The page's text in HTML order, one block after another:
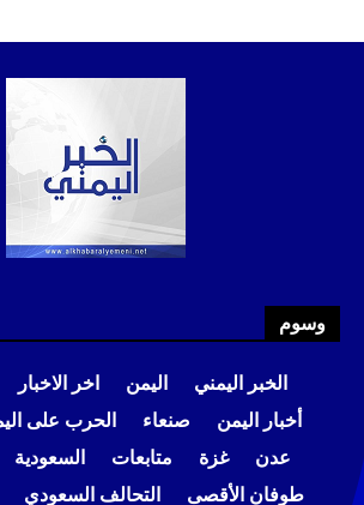
وسوم
الخبر اليمني اليمن اخر الاخبار
أخبار اليمن
صنعاء الحرب على
عدن
غزة متابعات السعودية
طوفان الأقصى
التحالف السعودي